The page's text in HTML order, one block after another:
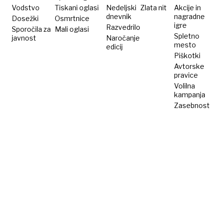
Vodstvo
Dosežki
Sporočila za
javnost
Tiskani oglasi
Osmrtnice
Mali oglasi
Nedeljski
dnevnik
Razvedrilo
Naročanje
edicij
Zlata nit
Akcije in
nagradne
igre
Spletno
mesto
Piškotki
Avtorske
pravice
Volilna
kampanja
Zasebnost